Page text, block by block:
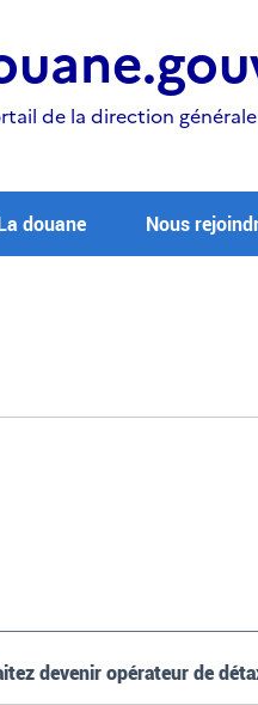
de la direction
douane Nous
devenir opérateur de